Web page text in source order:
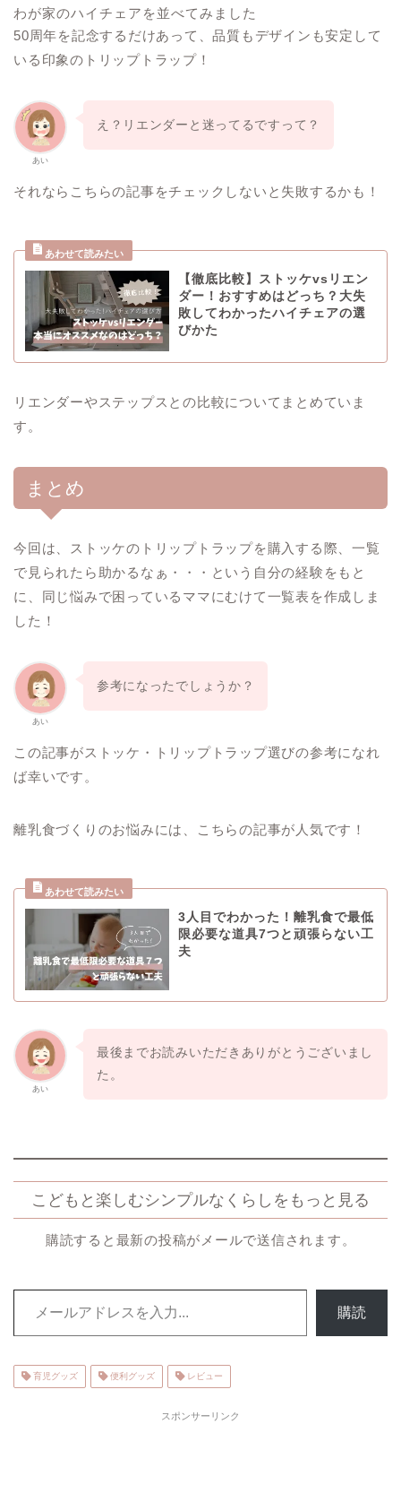
わが家のハイチェアを並べてみました
50周年を記念するだけあって、品質もデザインも安定して
いる印象のトリップトラップ！
あい
え？リエンダーと迷ってるですって？
それならこちらの記事をチェックしないと失敗するかも！
【徹底比較】ストッケvsリエン
ダー！おすすめはどっち？大失
敗してわかったハイチェアの選
びかた
リエンダーやステップスとの比較についてまとめていま
す。
まとめ
今回は、ストッケのトリップトラップを購入する際、一覧
で見られたら助かるなぁ・・・という自分の経験をもと
に、同じ悩みで困っているママにむけて一覧表を作成しま
した！
あい
参考になったでしょうか？
この記事がストッケ・トリップトラップ選びの参考になれ
ば幸いです。
離乳食づくりのお悩みには、こちらの記事が人気です！
3人目でわかった！離乳食で最低
限必要な道具7つと頑張らない工
夫
あい
最後までお読みいただきありがとうございまし
た。
こどもと楽しむシンプルなくらしをもっと見る
購読すると最新の投稿がメールで送信されます。
メールアドレスを入力...
購読
育児グッズ 便利グッズ レビュー
スポンサーリンク